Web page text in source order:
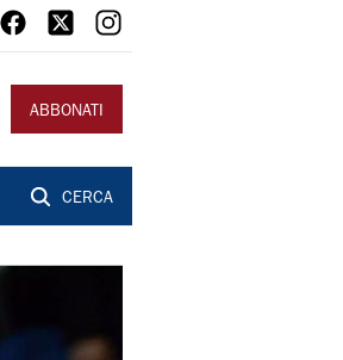
ABBONATI
CERCA